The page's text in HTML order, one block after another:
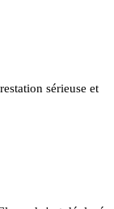
sérieuse et